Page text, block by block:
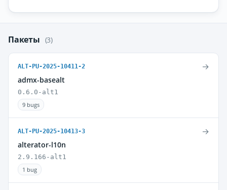
Пакеты (3)
ALT-PU-2025-10411-2
admx-basealt
0.6.0-alt1
9 bugs
→
ALT-PU-2025-10413-3
alterator-l10n
2.9.166-alt1
1 bug
→